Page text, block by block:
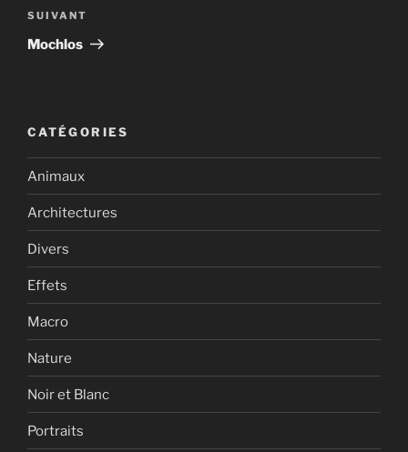
Article
suivant
SUIVANT
Mochlos
CATÉGORIES
Animaux
Architectures
Divers
Effets
Macro
Nature
Noir et Blanc
Portraits